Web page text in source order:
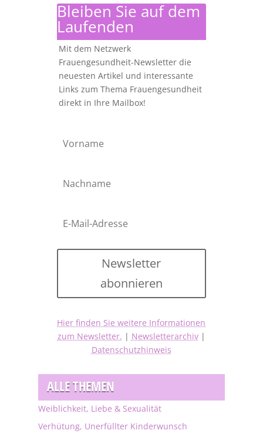
Bleiben Sie auf dem
Laufenden
Mit dem Netzwerk
Frauengesundheit-Newsletter die
neuesten Artikel und interessante
Links zum Thema Frauengesundheit
direkt in Ihre Mailbox!
Newsletter
abonnieren
Hier finden Sie weitere Informationen
zum Newsletter. | Newsletterarchiv|
Datenschutzhinweis
ALLE THEMEN
Weiblichkeit, Liebe & Sexualität
Verhütung, Unerfüllter Kinderwunsch